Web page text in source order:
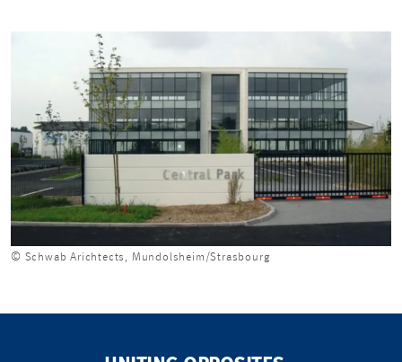
© Schwab Arichtects, Mundolsheim/Strasbourg